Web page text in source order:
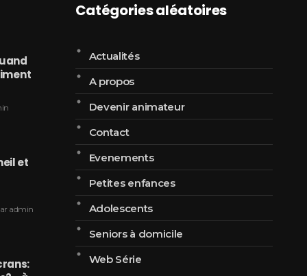
et
admin
Catégories aléatoires
Actualités
A propos
Devenir animateur
Contact
Evenements
Petites enfances
Adolescents
Seniors à domicile
Web Série